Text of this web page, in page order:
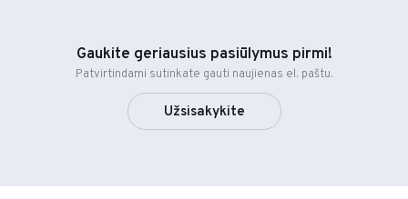
Gaukite geriausius pasiūlymus pirmi!
Patvirtindami sutinkate gauti naujienas el. paštu.
Užsisakykite